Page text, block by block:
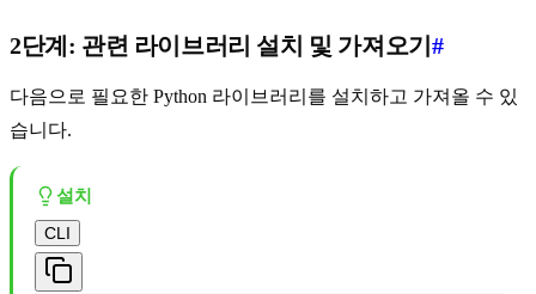
2단계: 관련 라이브러리 설치 및 가져오기 #
다음으로 필요한 Python 라이브러리를 설치하고 가져올 수 있
습니다.
설치
CLI